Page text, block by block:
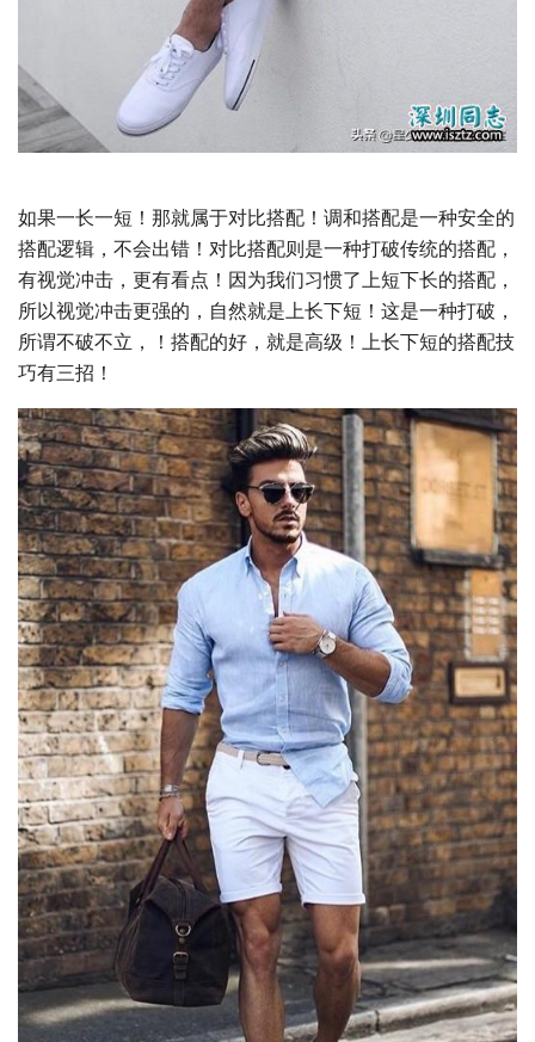
如果一长一短！那就属于对比搭配！调和搭配是一种安全的
搭配逻辑，不会出错！对比搭配则是一种打破传统的搭配，
有视觉冲击，更有看点！因为我们习惯了上短下长的搭配，
所以视觉冲击更强的，自然就是上长下短！这是一种打破，
所谓不破不立，！搭配的好，就是高级！上长下短的搭配技
巧有三招！